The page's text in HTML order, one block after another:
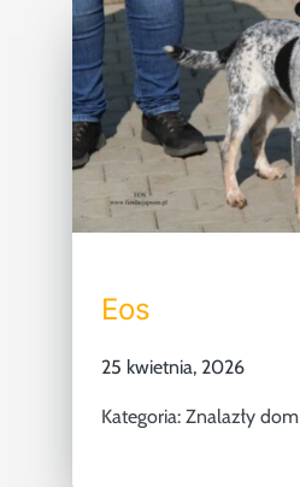
Eos
25 kwietnia, 2026
Kategoria: Znalazły dom